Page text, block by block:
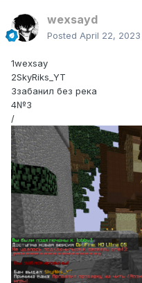
wexsayd
Posted April 22, 2023
1wexsay
2SkyRiks_YT
3забанил без река
4№3
/